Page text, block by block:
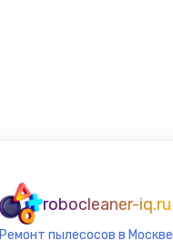
robocleaner-iq.ru
Ремонт пылесосов в Москве